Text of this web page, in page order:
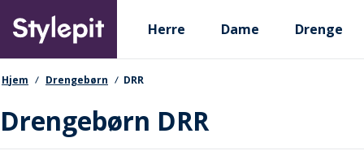
main
content
Primary departments
Herre Dame Drenge
navigationssti
Hjem Drengebørn DRR
Drengebørn DRR